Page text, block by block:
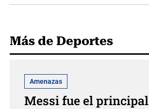
Más de Deportes
Amenazas
Messi fue el principal